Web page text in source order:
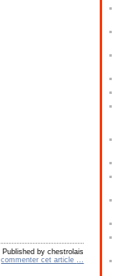
Published by chestrolais
commenter cet article